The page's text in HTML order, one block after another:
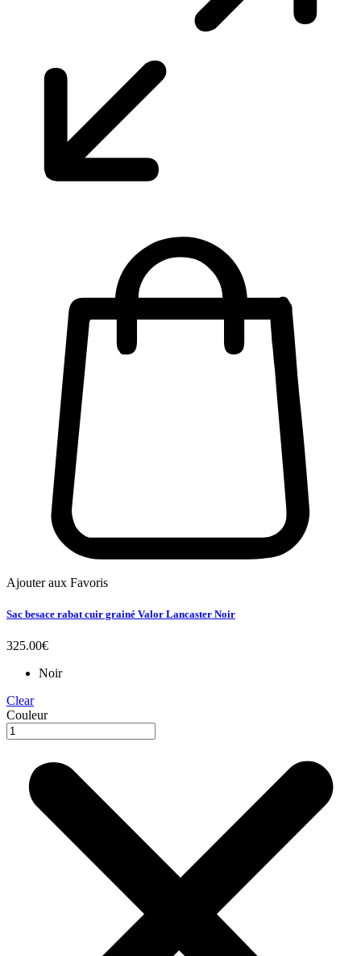
Ajouter aux Favoris
Sac besace rabat cuir grainé Valor Lancaster Noir
325.00€
Noir
Clear
Couleur